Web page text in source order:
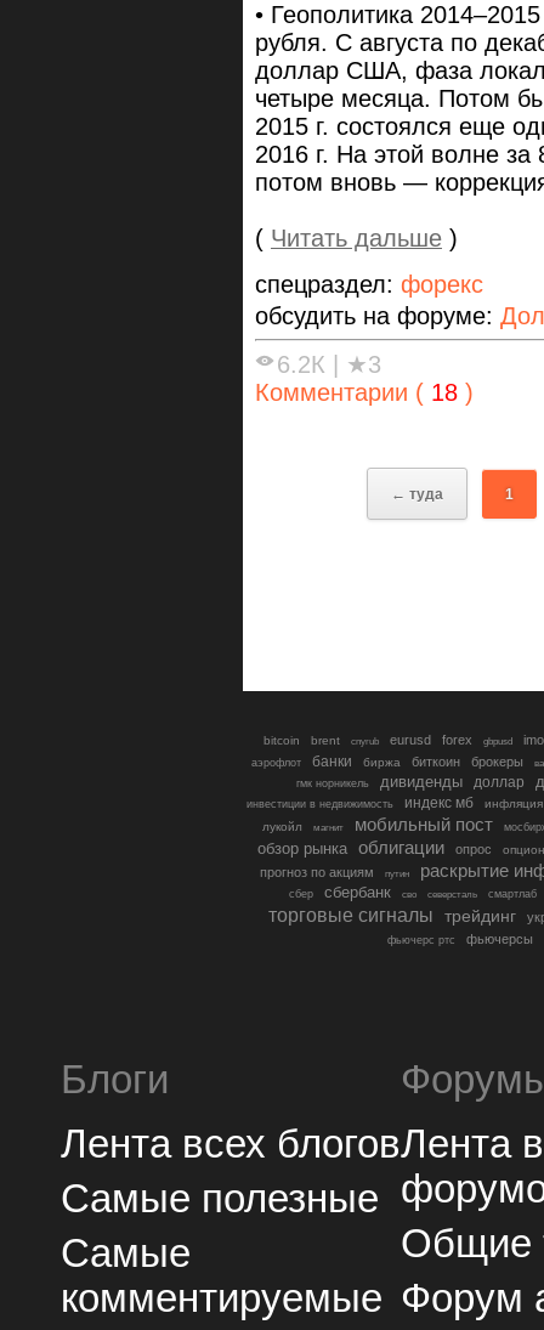
• Геополитика
рубля. С августа по
доллар США, фаза
четыре месяца. Потом
2015 г. состоялся еще
2016 г. На этой волне
потом вновь —
( Читать дальше )
спецраздел: форекс
обсудить на форуме:
6.2К | ★3
Комментарии ( 18 )
← туда 1
bitcoin brent cnyrub eurusd forex gbpusd
аэрофлот банки биржа биткоин брокеры
гмк норникель
дивиденды доллар
инвестиции в недвижимость индекс мб
инфляция
лукойл
магнит мобильный пост
обзор рынка облигации опрос
прогноз по акциям путин раскрытие
сбер сбербанк сво северсталь смартлаб
торговые сигналы трейдинг
фьючерс ртс фьючерсы
Блоги
Лента всех блогов
Самые полезные
Самые
комментируемые
Лента
Общие
Форум